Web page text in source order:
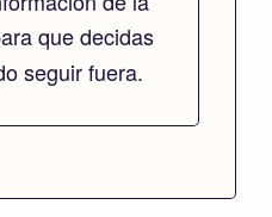
que decidas
seguir fuera.